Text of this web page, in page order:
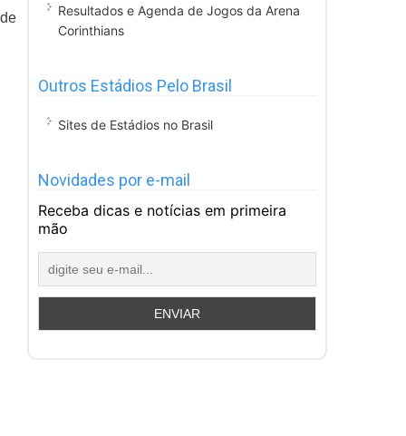
Resultados e Agenda de Jogos da Arena
Corinthians
Outros Estádios Pelo Brasil
Sites de Estádios no Brasil
Novidades por e-mail
Receba dicas e notícias em primeira
mão